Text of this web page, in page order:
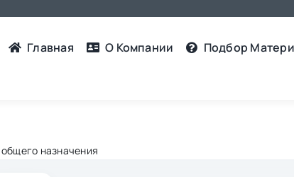
Главная О Компании Подбор
назначения